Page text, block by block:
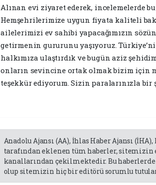
Alınan evi ziyaret ederek, incelemelerde
Hemşehrilerimize uygun fiyata kaliteli
ailelerimizi ev sahibi yapacağımızın
getirmenin gururunu yaşıyoruz.
halkımıza ulaştırdık ve bugün aziz
onların sevincine ortak olmak bizim için
teşekkür ediyorum. Sizin paralarınızla
Anadolu Ajansı (AA), İhlas Haber Ajansı
tarafından eklenen tüm haberler,
kanallarından çekilmektedir. Bu
olup sitemizin hiç bir editörü sorumlu